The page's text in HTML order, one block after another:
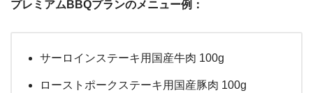
プレミアムBBQプランのメニュー例：
サーロインステーキ用国産牛肉 100g
ローストポークステーキ用国産豚肉 100g